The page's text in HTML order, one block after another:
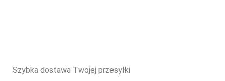
Szybka dostawa Twojej przesyłki